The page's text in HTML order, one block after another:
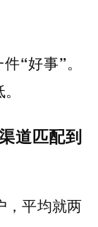
“好事”。
道匹配到
，平均就两